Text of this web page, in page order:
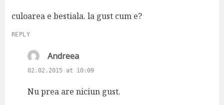
s
culoarea e bestiala. la gust cum e?
REPLY
Andreeas
a
s
02.02.2015 at 10:09
Nu prea are niciun gust.